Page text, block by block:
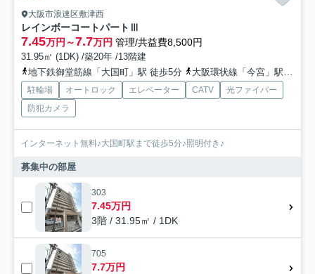
大阪市浪速区敷津西
レインボーコートパートⅢ
7.45万円～7.7万円 管理/共益費8,500円
31.95㎡ (1DK) /築20年 /13階建
地下鉄御堂筋線「大国町」駅 徒歩5分
大阪環状線「今宮」駅 徒歩8分
駐輪場 オートロック エレベーター CATV
光ファイバー
防犯カメラ
インターネット無料♪大国町駅まで徒歩5分♪照明付き♪
募集中の部屋
303
7.45万円
3階 / 31.95㎡ / 1DK
705
7.7万円